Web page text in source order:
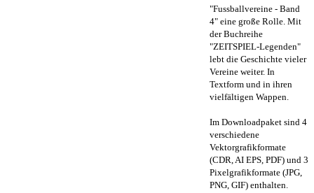
"Fussballvereine - Band
4" eine große Rolle. Mit
der Buchreihe
"ZEITSPIEL-Legenden"
lebt die Geschichte vieler
Vereine weiter. In
Textform und in ihren
vielfältigen Wappen.
Im Downloadpaket sind 4
verschiedene
Vektorgrafikformate
(CDR, AI EPS, PDF) und 3
Pixelgrafikformate (JPG,
PNG, GIF) enthalten.